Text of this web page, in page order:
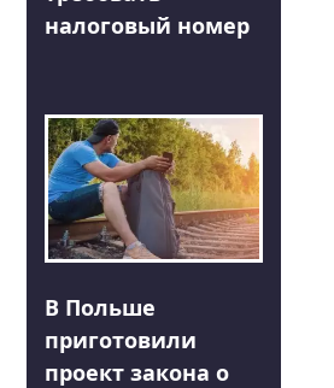
налоговый номер
В Польше
приготовили
проект закона о